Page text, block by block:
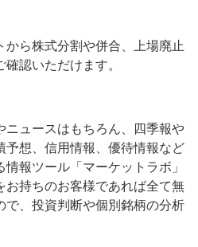
ら株式分割や併合、上場廃止
認いただけます。
ニュースはもちろん、四季報や
予想、信用情報、優待情報など
報ツール「マーケットラボ」
お持ちのお客様であれば全て無
で、投資判断や個別銘柄の分析